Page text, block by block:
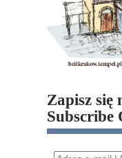
Zapisz się
Subscribe